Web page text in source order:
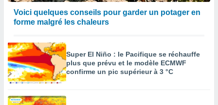
Voici quelques conseils pour garder un potager en
forme malgré les chaleurs
Super El Niño : le Pacifique se réchauffe
plus que prévu et le modèle ECMWF
confirme un pic supérieur à 3 °C